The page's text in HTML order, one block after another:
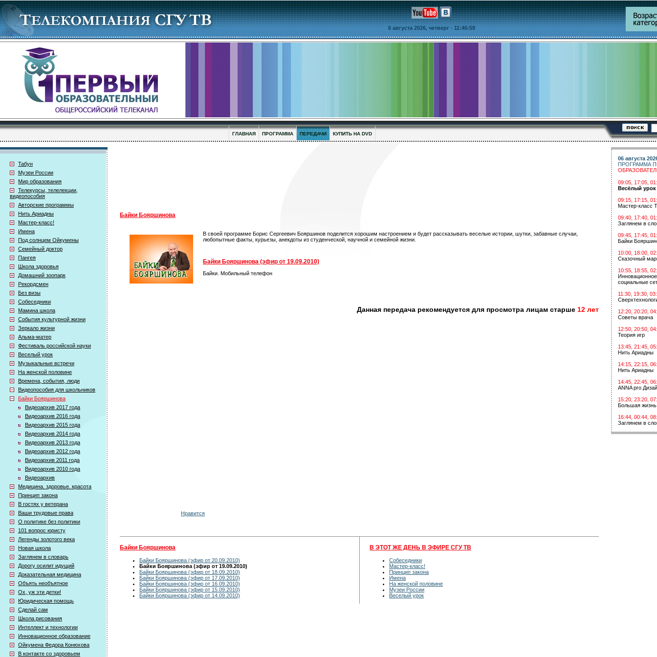
6 августа 2026, четверг - 11:46:59
ГЛАВНАЯ ПРОГРАММА ПЕРЕДАЧИ КУПИТЬ НА DVD
Табун
Музеи России
Мир образования
Телекурсы, телелекции,
видеопособия
Авторские программы
Нить Ариадны
Мастер-класс!
Имена
Под солнцем Ойкумены
Семейный доктор
Пангея
Школа здоровья
Домашний зоопарк
Рекордсмен
Без визы
Собеседники
Мамина школа
События культурной жизни
Зеркало жизни
Альма-матер
Фестиваль российской науки
Веселый урок
Музыкальные встречи
На женской половине
Времена, события, люди
Видеопособия для школьников
Байки Бояршинова
Видеоархив 2017 года
Видеоархив 2016 года
Видеоархив 2015 года
Видеоархив 2014 года
Видеоархив 2013 года
Видеоархив 2012 года
Видеоархив 2011 года
Видеоархив 2010 года
Видеоархив
Медицина. здоровье. красота
Принцип закона
В гостях у ветерана
Ваши трудовые права
О политике без политики
101 вопрос юристу
Легенды золотого века
Новая школа
Заглянем в словарь
Дорогу осилит идущий
Доказательная медицина
Объять необъятное
Ох, уж эти детки!
Юридическая помощь
Сделай сам
Школа рисования
Интеллект и технологии
Инновационное образование
Ойкумена Федора Конюхова
В контакте со здоровьем
Байки Бояршинова
В своей программе Борис Сергеевич Бояршинов поделится хорошим настроением и будет рассказывать веселые истории, шутки, забавные случаи,
любопытные факты, курьезы, анекдоты из студенческой, научной и семейной жизни.
Байки Бояршинова (эфир от 19.09.2010)
Байки. Мобильный телефон
Данная передача рекомендуется для просмотра лицам старше 12 лет
Нравится
Байки Бояршинова
Байки Бояршинова (эфир от 20.09.2010)
Байки Бояршинова (эфир от 19.09.2010)
Байки Бояршинова (эфир от 18.09.2010)
Байки Бояршинова (эфир от 17.09.2010)
Байки Бояршинова (эфир от 16.09.2010)
Байки Бояршинова (эфир от 15.09.2010)
Байки Бояршинова (эфир от 14.09.2010)
В ЭТОТ ЖЕ ДЕНЬ В ЭФИРЕ СГУ ТВ
Собеседники
Мастер-класс!
Принцип закона
Имена
На женской половине
Музеи России
Веселый урок
06 августа
ПРОГРАММА
09:05, 17:05,
Весёлый урок
09:15, 17:15,
Мастер-класс
09:40, 17:40,
Заглянем в
09:45, 17:45,
Байки
10:00, 18:00,
Сказочный
10:55, 18:55,
социальные
11:30, 19:30,
12:20, 20:20,
Советы врача
12:50, 20:50,
Теория игр
13:45, 21:45,
Нить Ариадны
14:15, 22:15,
Нить Ариадны
14:45, 22:45,
ANNA pro
15:20, 23:20,
Большая жизнь
16:44, 00:44,
Заглянем в